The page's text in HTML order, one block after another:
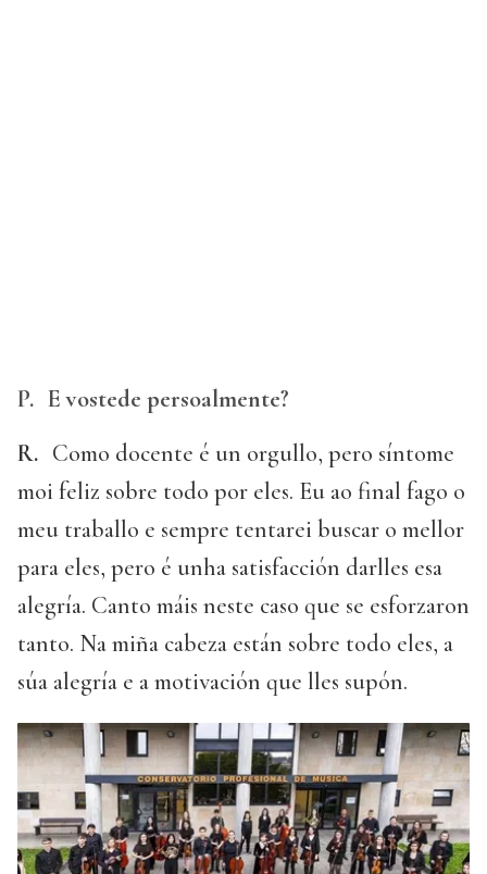
P. E vostede persoalmente?
R. Como docente é un orgullo, pero síntome
moi feliz sobre todo por eles. Eu ao final fago o
meu traballo e sempre tentarei buscar o mellor
para eles, pero é unha satisfacción darlles esa
alegría. Canto máis neste caso que se esforzaron
tanto. Na miña cabeza están sobre todo eles, a
súa alegría e a motivación que lles supón.